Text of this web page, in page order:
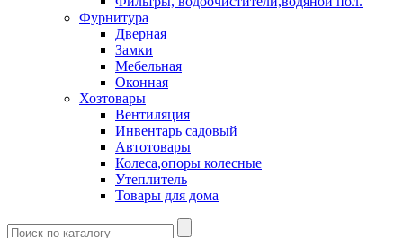
Фурнитура
Дверная
Замки
Мебельная
Оконная
Хозтовары
Вентиляция
Инвентарь садовый
Автотовары
Колеса,опоры колесные
Утеплитель
Товары для дома